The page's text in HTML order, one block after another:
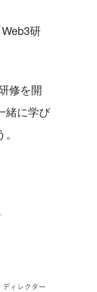
研
修を開
緒に学び